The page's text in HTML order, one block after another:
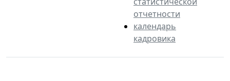
отчетности
календарь
кадровика